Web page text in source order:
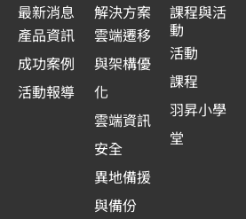
最新消息
產品資訊
成功案例
活動報導
解決方案
雲端遷移
與架構優
化
雲端資訊
安全
異地備援
與備份
課程與活
動
活動
課程
羽昇小學
堂